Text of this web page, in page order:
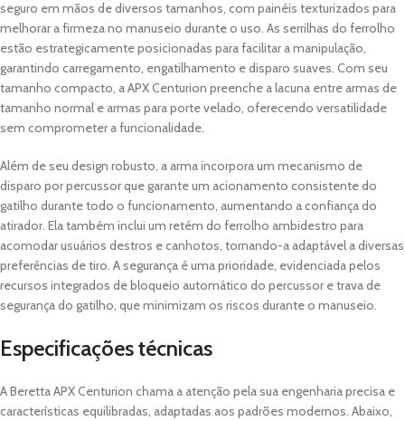
seguro em mãos de diversos tamanhos, com painéis texturizados para
melhorar a firmeza no manuseio durante o uso. As serrilhas do ferrolho
estão estrategicamente posicionadas para facilitar a manipulação,
garantindo carregamento, engatilhamento e disparo suaves. Com seu
tamanho compacto, a APX Centurion preenche a lacuna entre armas de
tamanho normal e armas para porte velado, oferecendo versatilidade
sem comprometer a funcionalidade.
Além de seu design robusto, a arma incorpora um mecanismo de
disparo por percussor que garante um acionamento consistente do
gatilho durante todo o funcionamento, aumentando a confiança do
atirador. Ela também inclui um retém do ferrolho ambidestro para
acomodar usuários destros e canhotos, tornando-a adaptável a diversas
preferências de tiro. A segurança é uma prioridade, evidenciada pelos
recursos integrados de bloqueio automático do percussor e trava de
segurança do gatilho, que minimizam os riscos durante o manuseio.
Especificações técnicas
A Beretta APX Centurion chama a atenção pela sua engenharia precisa e
características equilibradas, adaptadas aos padrões modernos. Abaixo,